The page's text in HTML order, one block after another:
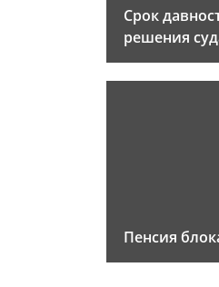
Срок
решения
Пенсия